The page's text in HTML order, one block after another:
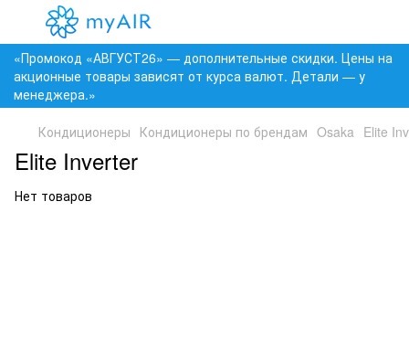
«Промокод «АВГУСТ26» — дополнительные скидки. Цены на
акционные товары зависят от курса валют. Детали — у
менеджера.»
Кондиционеры Кондиционеры по брендам Osaka Elite
Elite Inverter
Нет товаров